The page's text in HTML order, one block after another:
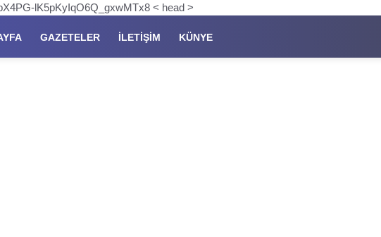
lK5pKyIqO6Q_gxwMTx8 < head >
GAZETELER İLETIŞIM KÜNYE